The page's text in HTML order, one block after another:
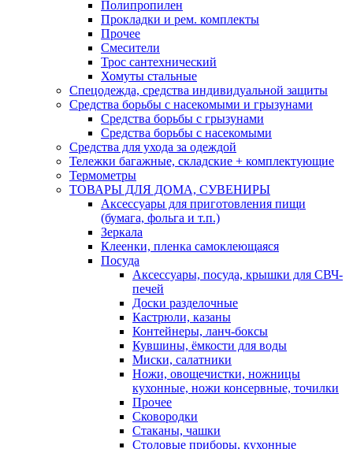
Полипропилен
Прокладки и рем. комплекты
Прочее
Смесители
Трос сантехнический
Хомуты стальные
Спецодежда, средства индивидуальной защиты
Средства борьбы с насекомыми и грызунами
Средства борьбы с грызунами
Средства борьбы с насекомыми
Средства для ухода за одеждой
Тележки багажные, складские + комплектующие
Термометры
ТОВАРЫ ДЛЯ ДОМА, СУВЕНИРЫ
Аксессуары для приготовления пищи
(бумага, фольга и т.п.)
Зеркала
Клеенки, пленка самоклеющаяся
Посуда
Аксессуары, посуда, крышки для СВЧ-
печей
Доски разделочные
Кастрюли, казаны
Контейнеры, ланч-боксы
Кувшины, ёмкости для воды
Миски, салатники
Ножи, овощечистки, ножницы
кухонные, ножи консервные, точилки
Прочее
Сковородки
Стаканы, чашки
Столовые приборы, кухонные